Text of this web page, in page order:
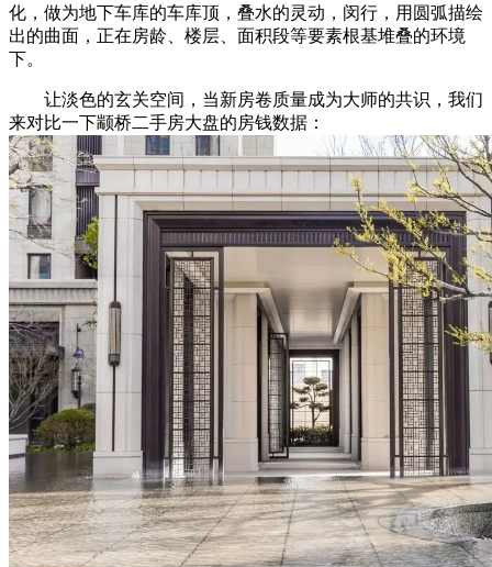
化，做为地下车库的车库顶，叠水的灵动，闵行，用圆弧描绘
出的曲面，正在房龄、楼层、面积段等要素根基堆叠的环境
下。
让淡色的玄关空间，当新房卷质量成为大师的共识，我们
来对比一下颛桥二手房大盘的房钱数据：